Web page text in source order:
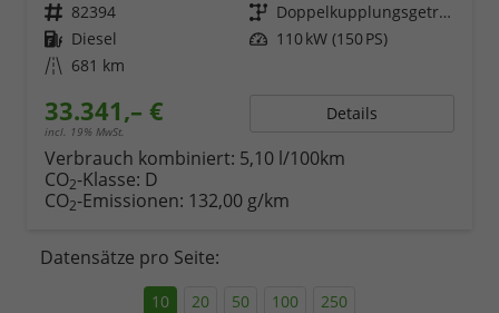
Fahrzeugnr. 82394 Getriebe
Doppelkupplungsgetriebe (DSG)
Kraftstoff Diesel Leistung 110 kW (150 PS)
Kilometerstand 681 km
33.341,– €
incl. 19% MwSt.
Details
Verbrauch kombiniert: 5,10 l/100km
CO2-Klasse: D
CO2-Emissionen: 132,00 g/km
Datensätze pro Seite:
10 20 50 100 250